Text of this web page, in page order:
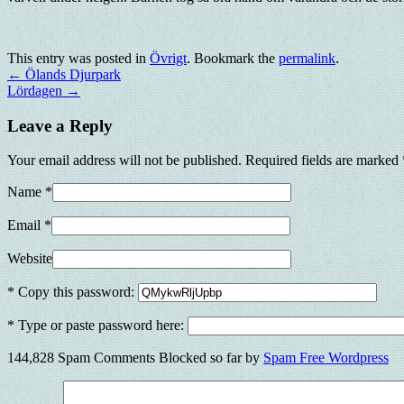
This entry was posted inÖvrigt. Bookmark thepermalink.
←Ölands Djurpark
Lördagen→
Leave a Reply
Your email address will not be published. Required fields are marked
Name *
Email *
Website
* Copy this password:
* Type or paste password here:
144,828 Spam Comments Blocked so far bySpam Free Wordpress